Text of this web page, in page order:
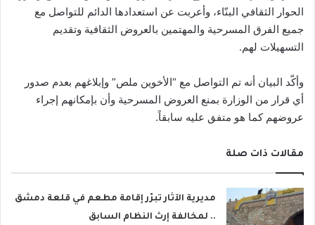
الحوار الثقافي البنّاء، وأعربت عن استعدادها الدائم للتواصل مع
جميع الفرق المسرحية والمهتمين بالعروض الثقافية وتقديم
التسهيلات لهم.
وأكّد البيان أنه تم التواصل مع “الأخوين ملص” وإبلاغهم بعدم صدور
أي قرار من الوزارة بمنع العروض المسرحية وأن بإمكانهم إجراء
عروضهم كما هو متفق عليه سابقاً.
مقالات ذات صلة
مديرية الآثار تبرّر إقامة مطعم في قلعة دمشق
.. لمخالفة إرث النظام السابق